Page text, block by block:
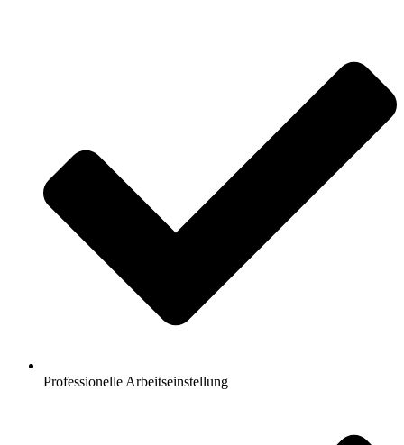
Professionelle Arbeitseinstellung